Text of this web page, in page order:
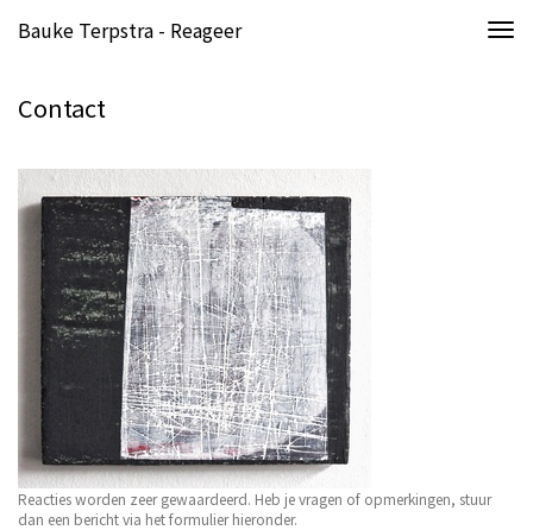
Bauke Terpstra - Reageer
Contact
Reacties worden zeer gewaardeerd. Heb je vragen of opmerkingen, stuur
dan een bericht via het formulier hieronder.